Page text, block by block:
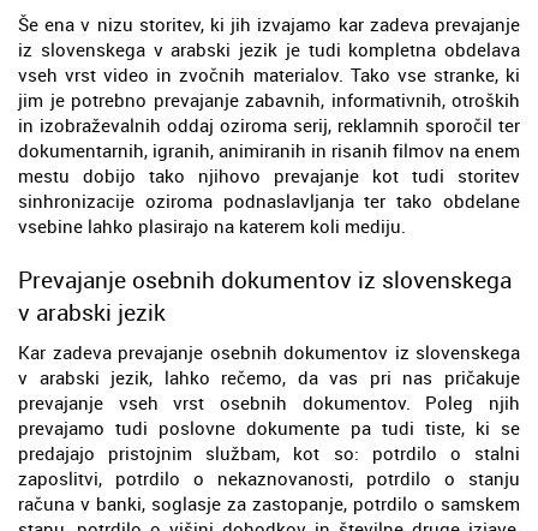
Še ena v nizu storitev, ki jih izvajamo kar zadeva prevajanje
iz slovenskega v arabski jezik je tudi kompletna obdelava
vseh vrst video in zvočnih materialov. Tako vse stranke, ki
jim je potrebno prevajanje zabavnih, informativnih, otroških
in izobraževalnih oddaj oziroma serij, reklamnih sporočil ter
dokumentarnih, igranih, animiranih in risanih filmov na enem
mestu dobijo tako njihovo prevajanje kot tudi storitev
sinhronizacije oziroma podnaslavljanja ter tako obdelane
vsebine lahko plasirajo na katerem koli mediju.
Prevajanje osebnih dokumentov iz slovenskega
v arabski jezik
Kar zadeva prevajanje osebnih dokumentov iz slovenskega
v arabski jezik, lahko rečemo, da vas pri nas pričakuje
prevajanje vseh vrst osebnih dokumentov. Poleg njih
prevajamo tudi poslovne dokumente pa tudi tiste, ki se
predajajo pristojnim službam, kot so: potrdilo o stalni
zaposlitvi, potrdilo o nekaznovanosti, potrdilo o stanju
računa v banki, soglasje za zastopanje, potrdilo o samskem